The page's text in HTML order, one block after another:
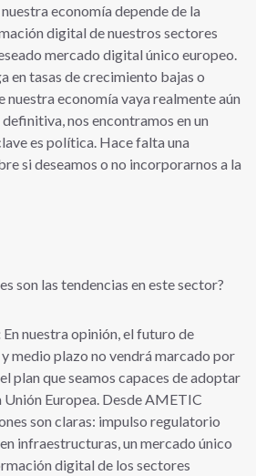
economía depende de la
digital de nuestros sectores
mercado digital único europeo.
en tasas de crecimiento bajas o
nuestra economía vaya realmente aún
nos encontramos en un
es política. Hace falta una
si deseamos o no incorporarnos a la
son las tendencias en este sector?
En nuestra opinión, el futuro de
medio plazo no vendrá marcado por
plan que seamos capaces de adoptar
Europea. Desde AMETIC
son claras: impulso regulatorio
infraestructuras, un mercado único
digital de los sectores